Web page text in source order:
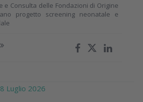
e Consulta delle Fondazioni di Origine
progetto screening neonatale e
Luglio 2026